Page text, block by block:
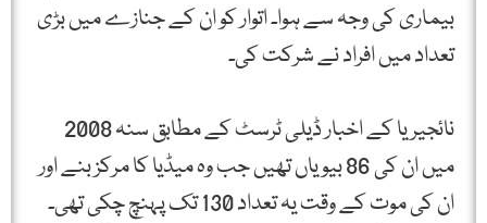
بیماری کی وجہ سے ہوا۔ اتوار کو ان کے جنازے میں بڑی
تعداد میں افراد نے شرکت کی۔
نائجیریا کے اخبار ڈیلی ٹرسٹ کے مطابق سنہ 2008
میں ان کی 86 بیویاں تھیں جب وہ میڈیا کا مرکز بنے اور
ان کی موت کے وقت یہ تعداد 130 تک پہنچ چکی تھی۔